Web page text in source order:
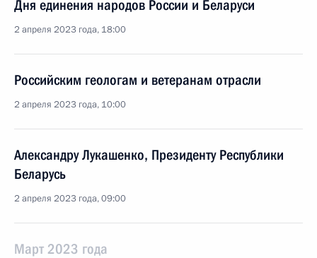
Дня единения народов России и Беларуси
2 апреля 2023 года, 18:00
Российским геологам и ветеранам отрасли
2 апреля 2023 года, 10:00
Александру Лукашенко, Президенту Республики
Беларусь
2 апреля 2023 года, 09:00
Март 2023 года